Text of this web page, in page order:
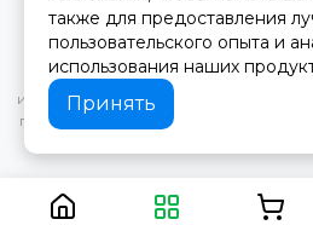
характеристик, стоимости
информационный характер и ни при
публичной офертой, определяемой
также для предоставления
пользовательского опыта и
использования наших
Принять